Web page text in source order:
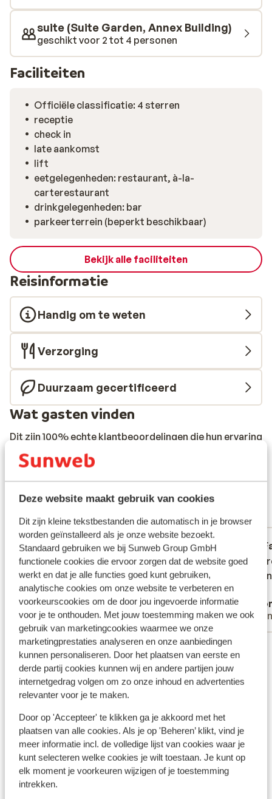
Deze website maakt gebruik van cookies
Dit zijn kleine tekstbestanden die automatisch in je browser
worden geïnstalleerd als je onze website bezoekt.
Standaard gebruiken we bij Sunweb Group GmbH
functionele cookies die ervoor zorgen dat de website goed
werkt en dat je alle functies goed kunt gebruiken,
analytische cookies om onze website te verbeteren en
voorkeurscookies om de door jou ingevoerde informatie
voor je te onthouden. Met jouw toestemming maken we ook
gebruik van marketingcookies waarmee we onze
marketingprestaties analyseren en onze aanbiedingen
kunnen personaliseren. Door het plaatsen van eerste en
derde partij cookies kunnen wij en andere partijen jouw
internetgedrag volgen om zo onze inhoud en advertenties
relevanter voor je te maken.
Door op 'Accepteer' te klikken ga je akkoord met het
plaatsen van alle cookies. Als je op 'Beheren’ klikt, vind je
meer informatie incl. de volledige lijst van cookies waar je
kunt selecteren welke cookies je wilt toestaan. Je kunt op
elk moment je voorkeuren wijzigen of je toestemming
intrekken.
suite (Suite Garden, Annex Building)
geschikt voor 2 tot 4 personen
Faciliteiten
Officiële classificatie: 4 sterren
receptie
check in
late aankomst
lift
eetgelegenheden: restaurant, à-la-
carterestaurant
drinkgelegenheden: bar
parkeerterrein (beperkt beschikbaar)
Bekijk alle faciliteiten
Reisinformatie
Handig om te weten
Verzorging
Duurzaam gecertificeerd
Wat gasten vinden
Dit zijn 100% echte klantbeoordelingen die hun ervaring
met ons product oprecht weergeven.
Meer over reviews
8.8 Fantastisch
45 ervaringen
Meest geboekt door met partner
6.9 Goed
21 mrt. 2026
Enkelt men mysigt hotell. Trevlig personal.
Enkelt men mysigt hotell. Trevlig personal.
Vertalen naar het Nederlands (NL)
Maria
Vrienden
We
We
Bekijk alle 45 ervaringen
Ligging
Bekijk op kaart